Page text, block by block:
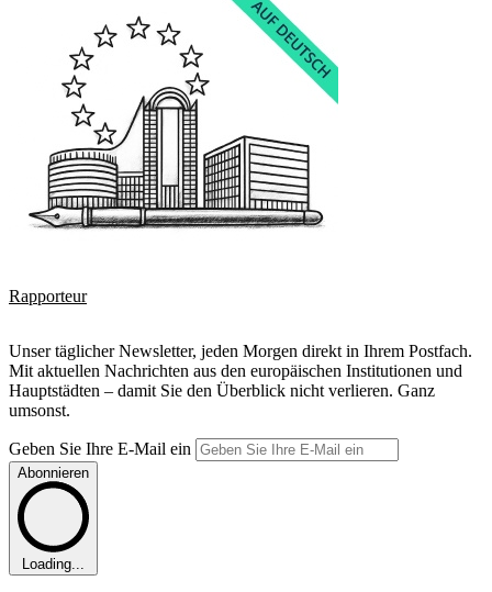
Rapporteur
Unser täglicher Newsletter, jeden Morgen direkt in Ihrem Postfach.
Mit aktuellen Nachrichten aus den europäischen Institutionen und
Hauptstädten – damit Sie den Überblick nicht verlieren. Ganz
umsonst.
Geben Sie Ihre E-Mail ein
Abonnieren
Loading...